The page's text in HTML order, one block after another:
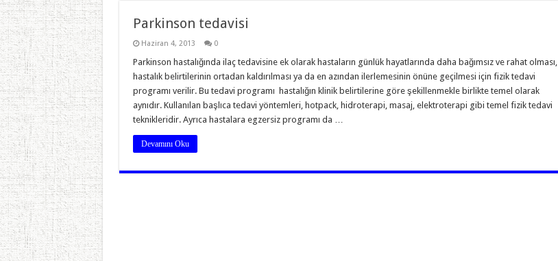
Parkinson tedavisi
Haziran 4, 2013 0
Parkinson hastalığında ilaç tedavisine ek olarak hastaların günlük hayatlarında daha bağımsız ve rahat olması,
hastalık belirtilerinin ortadan kaldırılması ya da en azından ilerlemesinin önüne geçilmesi için fizik tedavi
programı verilir. Bu tedavi programı hastalığın klinik belirtilerine göre şekillenmekle birlikte temel olarak
aynıdır. Kullanılan başlıca tedavi yöntemleri, hotpack, hidroterapi, masaj, elektroterapi gibi temel fizik tedavi
teknikleridir. Ayrıca hastalara egzersiz programı da …
Devamını Oku